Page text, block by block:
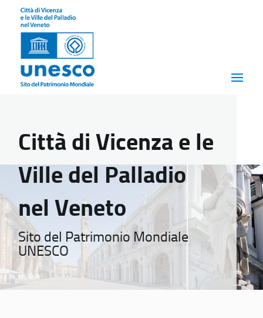
Città di Vicenza e le
Ville del Palladio
nel Veneto
Sito del Patrimonio Mondiale
UNESCO